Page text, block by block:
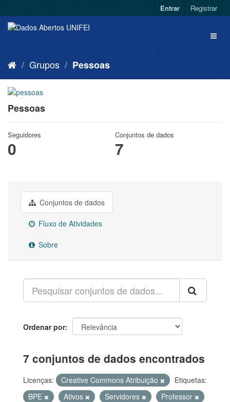
Entrar Registrar
Grupos Pessoas
Pessoas
Seguidores
0
Conjuntos de dados
7
Conjuntos de dados
Fluxo de Atividades
Sobre
Ordenar por
7 conjuntos de dados encontrados
Licenças: Creative Commons Atribuição
Etiquetas:
BPE
Ativos Servidores
Professor